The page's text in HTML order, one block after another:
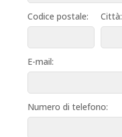
Codice postale: Città:
E-mail:
Numero di telefono: